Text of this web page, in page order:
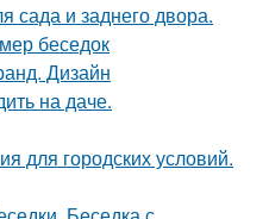
сада и заднего двора.
беседок
Дизайн
на даче.
для городских условий.